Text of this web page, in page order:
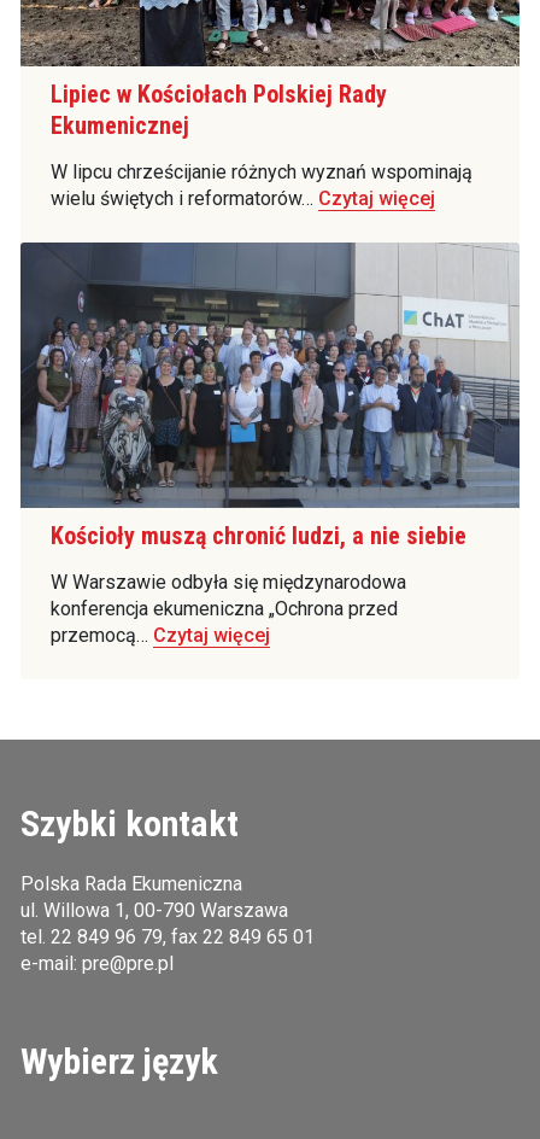
Lipiec w Kościołach Polskiej Rady
Ekumenicznej
W lipcu chrześcijanie różnych wyznań wspominają
wielu świętych i reformatorów… Czytaj więcej
Kościoły muszą chronić ludzi, a nie siebie
W Warszawie odbyła się międzynarodowa
konferencja ekumeniczna „Ochrona przed
przemocą… Czytaj więcej
Szybki kontakt
Polska Rada Ekumeniczna
ul. Willowa 1, 00-790 Warszawa
tel. 22 849 96 79, fax 22 849 65 01
e-mail: pre@pre.pl
Wybierz język